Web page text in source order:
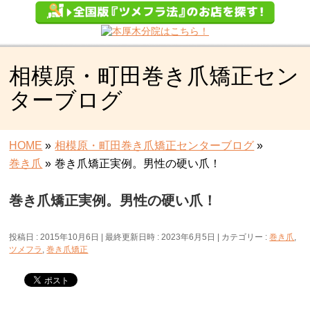
相模原・町田巻き爪矯正セン
ターブログ
HOME » 相模原・町田巻き爪矯正センターブログ »
巻き爪 » 巻き爪矯正実例。男性の硬い爪！
巻き爪矯正実例。男性の硬い爪！
投稿日 : 2015年10月6日 最終更新日時 : 2023年6月5日 カテゴリー :巻き爪,
ツメフラ ,巻き爪矯正